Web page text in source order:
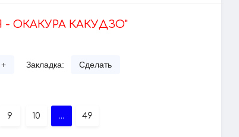
- ОКАКУРА КАКУДЗО"
+ Закладка: Сделать
9 10 ... 49